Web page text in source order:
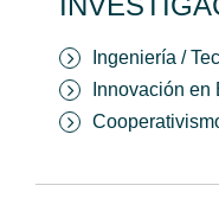
Ingeniería /
Innovación en